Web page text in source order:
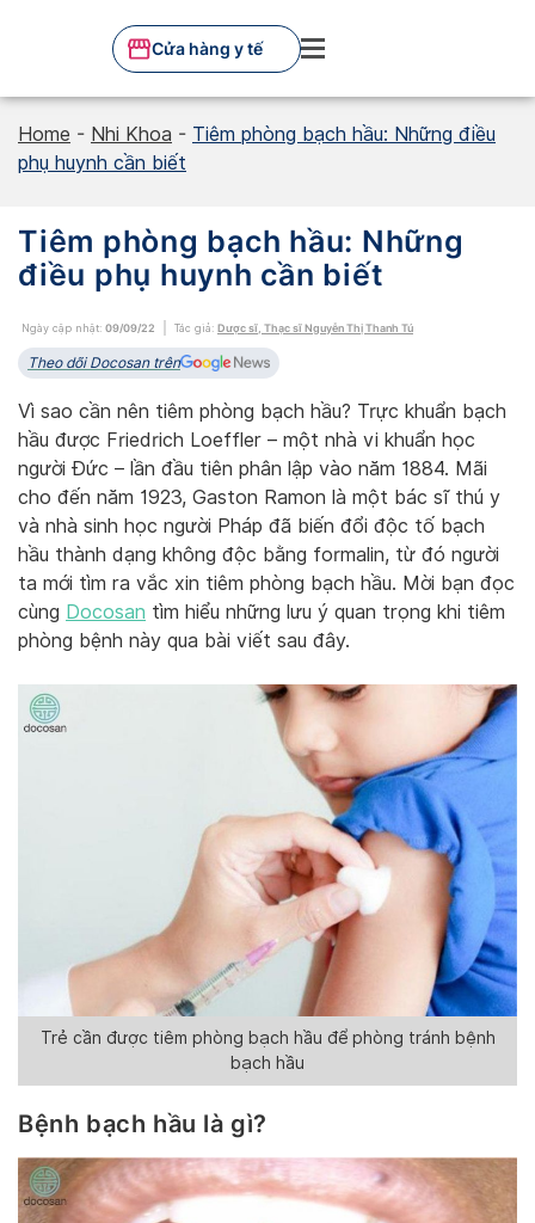
Cửa hàng y tế
Home - Nhi Khoa - Tiêm phòng bạch hầu: Những điều
phụ huynh cần biết
Tiêm phòng bạch hầu: Những
điều phụ huynh cần biết
Ngày cập nhật: 09/09/22 Tác giả: Dược sĩ, Thạc sĩ Nguyễn Thị Thanh Tú
Theo dõi Docosan trên
Vì sao cần nên tiêm phòng bạch hầu? Trực khuẩn bạch
hầu được Friedrich Loeffler – một nhà vi khuẩn học
người Đức – lần đầu tiên phân lập vào năm 1884. Mãi
cho đến năm 1923, Gaston Ramon là một bác sĩ thú y
và nhà sinh học người Pháp đã biến đổi độc tố bạch
hầu thành dạng không độc bằng formalin, từ đó người
ta mới tìm ra vắc xin tiêm phòng bạch hầu. Mời bạn đọc
cùng Docosan tìm hiểu những lưu ý quan trọng khi tiêm
phòng bệnh này qua bài viết sau đây.
Trẻ cần được tiêm phòng bạch hầu để phòng tránh bệnh
bạch hầu
Bệnh bạch hầu là gì?